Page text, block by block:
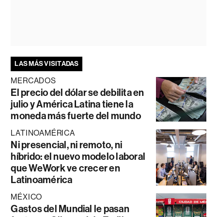
LAS MÁS VISITADAS
MERCADOS
El precio del dólar se debilita en
julio y América Latina tiene la
moneda más fuerte del mundo
LATINOAMÉRICA
Ni presencial, ni remoto, ni
híbrido: el nuevo modelo laboral
que WeWork ve crecer en
Latinoamérica
MÉXICO
Gastos del Mundial le pasan